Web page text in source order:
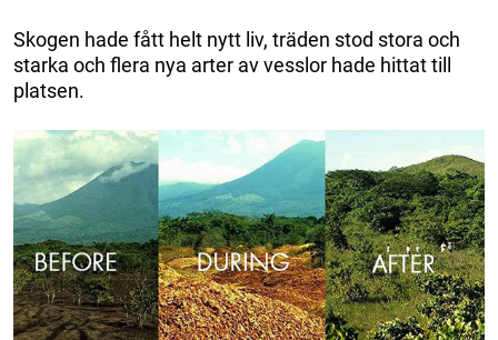
Skogen hade fått helt nytt liv, träden stod stora och
starka och flera nya arter av vesslor hade hittat till
platsen.